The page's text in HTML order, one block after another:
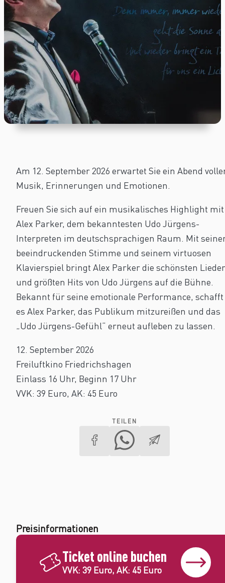
TEILEN
Am 12. September 2026 erwartet Sie ein Abend
Musik, Erinnerungen und Emotionen.
Freuen Sie sich auf ein musikalisches Highlight mit
Alex Parker, dem bekanntesten Udo Jürgens-
Interpreten im deutschsprachigen Raum. Mit
beeindruckenden Stimme und seinem virtuosen
Klavierspiel bringt Alex Parker die schönsten Lieder
und größten Hits von Udo Jürgens auf die Bühne.
Bekannt für seine emotionale Performance, schafft
es Alex Parker, das Publikum mitzureißen und das
„Udo Jürgens-Gefühl“ erneut aufleben zu lassen.
12. September 2026
Freiluftkino Friedrichshagen
Einlass 16 Uhr, Beginn 17 Uhr
VVK: 39 Euro, AK: 45 Euro
Preisinformationen
Ticket online buchen
VVK: 39 Euro, AK: 45 Euro